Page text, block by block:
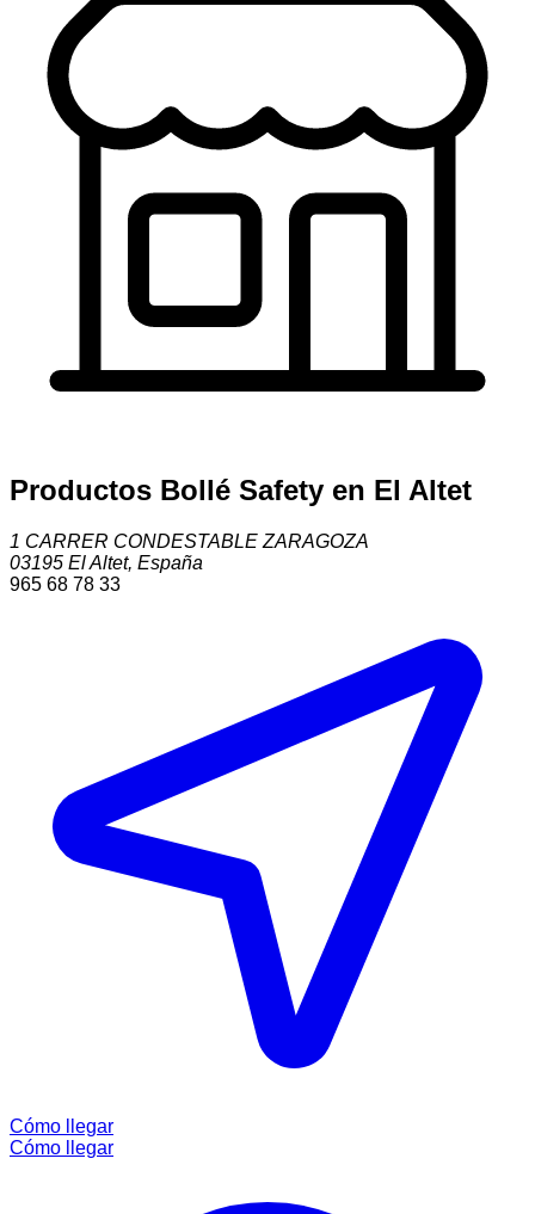
Productos Bollé Safety en El Altet
1 CARRER CONDESTABLE ZARAGOZA
03195 El Altet, España
965 68 78 33
Cómo llegar
Cómo llegar